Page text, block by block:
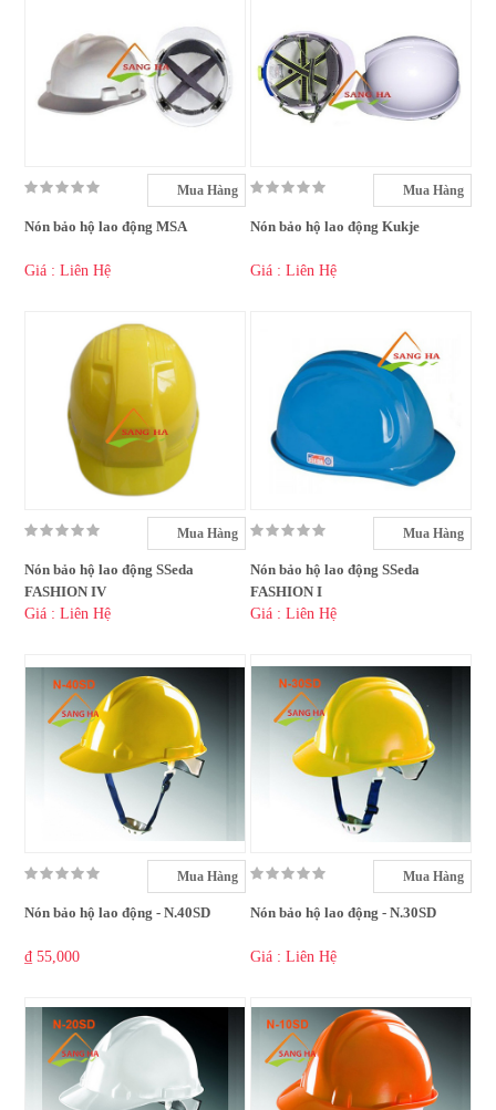
Mua Hàng
Nón bảo hộ lao động MSA
Giá : Liên Hệ
Mua Hàng
Nón bảo hộ lao động Kukje
Giá : Liên Hệ
Mua Hàng
Nón bảo hộ lao động SSeda
FASHION IV
Giá : Liên Hệ
Mua Hàng
Nón bảo hộ lao động SSeda
FASHION I
Giá : Liên Hệ
Mua Hàng
Nón bảo hộ lao động - N.40SD
₫ 55,000
Mua Hàng
Nón bảo hộ lao động - N.30SD
Giá : Liên Hệ